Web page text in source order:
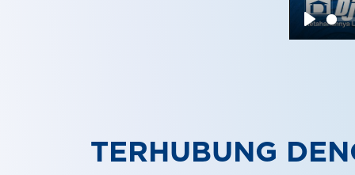
Play
TERHUBUNG